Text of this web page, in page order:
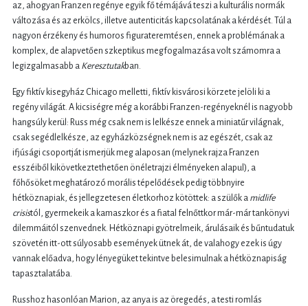
az, ahogyan Franzen regénye egyik fő témájává teszi a kulturális normák
változása és az erkölcs, illetve autenticitás kapcsolatának a kérdését. Túl a
nagyon érzékeny és humoros figurateremtésen, ennek a problémának a
komplex, de alapvetően szkeptikus megfogalmazása volt számomra a
legizgalmasabb a Keresztutakban.
Egy fiktív kisegyház Chicago melletti, fiktív kisvárosi körzete jelöli ki a
regény világát. A kicsiségre még a korábbi Franzen-regényeknél is nagyobb
hangsúly kerül: Russ még csak nem is lelkésze ennek a miniatűr világnak,
csak segédlelkésze, az egyházközségnek nem is az egészét, csak az
ifjúsági csoportját ismerjük meg alaposan (melynek rajza Franzen
esszéiből kikövetkeztethetően önéletrajzi élményeken alapul), a
főhősöket meghatározó morális tépelődések pedig többnyire
hétköznapiak, és jellegzetesen életkorhoz kötöttek: a szülők a midlife
crisistól, gyermekeik a kamaszkor és a fiatal felnőttkor már-már tankönyvi
dilemmáitól szenvednek. Hétköznapi gyötrelmeik, árulásaik és bűntudatuk
szövetén itt-ott súlyosabb események ütnek át, de valahogy ezek is úgy
vannak előadva, hogy lényegüket tekintve belesimulnak a hétköznapiság
tapasztalatába.
Russhoz hasonlóan Marion, az anya is az öregedés, a testi romlás